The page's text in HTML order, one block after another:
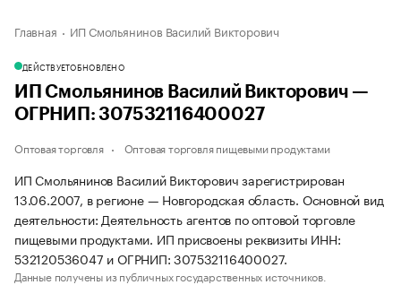
Главная ИП Смольянинов Василий Викторович
ДЕЙСТВУЕТОБНОВЛЕНО
ИП Смольянинов Василий Викторович —
ОГРНИП: 307532116400027
Оптовая торговля Оптовая торговля пищевыми продуктами
ИП Смольянинов Василий Викторович зарегистрирован
13.06.2007, в регионе — Новгородская область. Основной вид
деятельности: Деятельность агентов по оптовой торговле
пищевыми продуктами. ИП присвоены реквизиты ИНН:
532120536047 и ОГРНИП: 307532116400027.
Данные получены из публичных государственных источников.